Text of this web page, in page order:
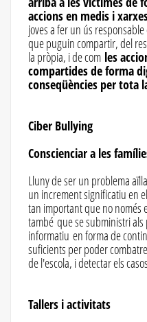
accions en medis i
joves a fer un ús
que puguin compartir, del
la pròpia, i de com les
compartides de forma
conseqüències per tota
Ciber Bullying
Conscienciar a les
Lluny de ser un problema
un increment significatiu en
tan important que no només
també que se subministri
informatiu en forma de
suficients per poder
de l'escola, i detectar els
Tallers i activitats